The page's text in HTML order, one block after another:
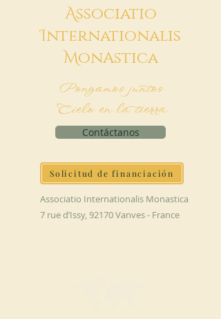
Associatio
Internationalis
MonAstica
Pongamos juntos
Cielo en la tierra
Contáctanos
Solicitud de financiación
Associatio Internationalis Monastica
7 rue d’Issy, 92170 Vanves - France